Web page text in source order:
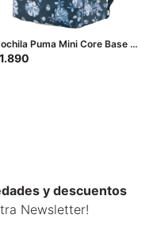
Puma Mini Core Base -
Marino
1.890
y descuentos
Newsletter!